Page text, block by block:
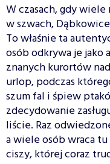
W czasach, gdy
w szwach,
To właśnie ta
osób odkrywa je jako
znanych kurortów
urlop, podczas
szum fal i śpiew
zdecydowanie
liście. Raz
a wiele osób wraca
ciszy, której coraz